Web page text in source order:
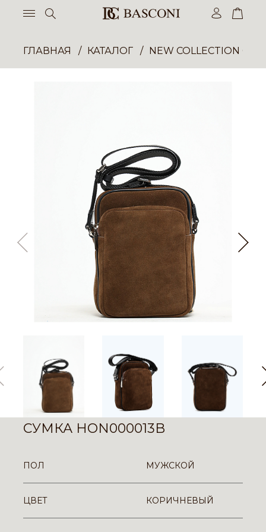
ГЛАВНАЯ КАТАЛОГ NEW COLLECTION
СУМКА HON000013B
ПОЛ МУЖСКОЙ
ЦВЕТ КОРИЧНЕВЫЙ